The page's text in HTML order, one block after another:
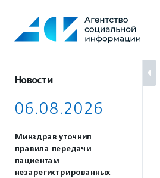
содержанию
Новости
06.08.2026
Минздрав уточнил
правила передачи
пациентам
незарегистрированных